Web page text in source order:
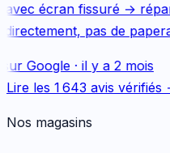
écran fissuré →
pas de
Google· il y a 2 mois
Lire les 1 643 avis vérifiés
Nos magasins